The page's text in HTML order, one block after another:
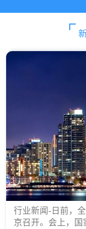
行业新闻-日前，
京召开。会上，国